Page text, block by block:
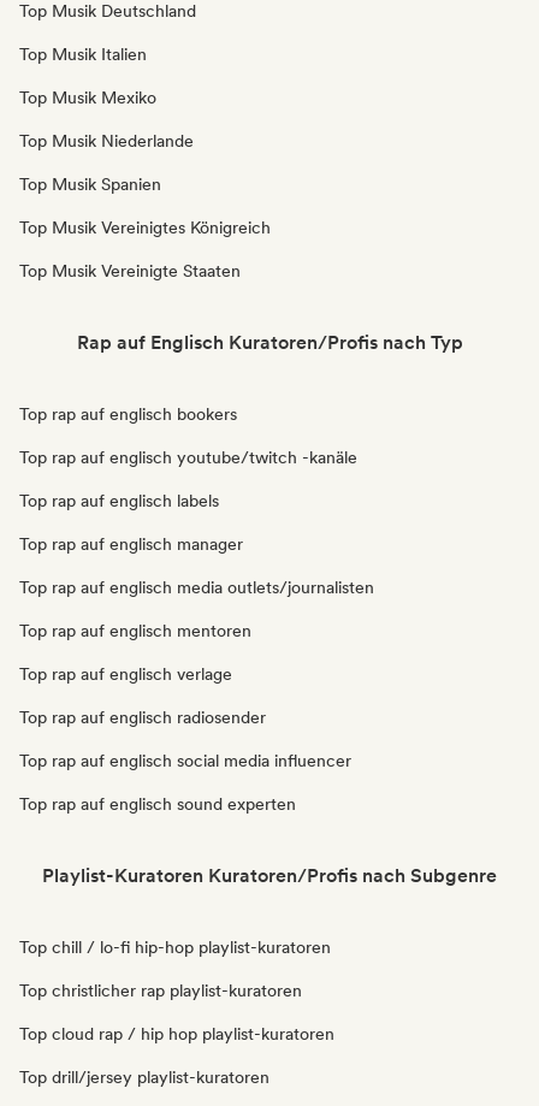
Top Musik Deutschland
Top Musik Italien
Top Musik Mexiko
Top Musik Niederlande
Top Musik Spanien
Top Musik Vereinigtes Königreich
Top Musik Vereinigte Staaten
Rap auf Englisch Kuratoren/Profis nach Typ
Top rap auf englisch bookers
Top rap auf englisch youtube/twitch -kanäle
Top rap auf englisch labels
Top rap auf englisch manager
Top rap auf englisch media outlets/journalisten
Top rap auf englisch mentoren
Top rap auf englisch verlage
Top rap auf englisch radiosender
Top rap auf englisch social media influencer
Top rap auf englisch sound experten
Playlist-Kuratoren Kuratoren/Profis nach Subgenre
Top chill / lo-fi hip-hop playlist-kuratoren
Top christlicher rap playlist-kuratoren
Top cloud rap / hip hop playlist-kuratoren
Top drill/jersey playlist-kuratoren